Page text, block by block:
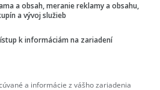
skús sa nezaseknúť v
schopnosť zostať pokojnou aj
keď budeš musieť riešiť
Večer si dopraj dlhú
a obsah, meranie reklamy a obsahu,
a vývoj služieb
k informáciám na zariadení
a informácie z vášho zariadenia